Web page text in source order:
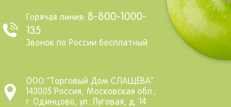
Горячая линия: 8-800-1000-
135
Звонок по России бесплатный
ООО "Торговый Дом СЛАЩЁВА"
143005 Россия, Московская обл.,
г. Одинцово, ул. Луговая, д. 14